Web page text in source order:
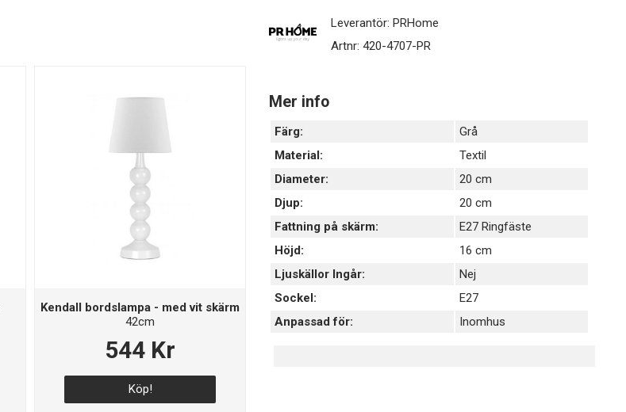
Kendall bordslampa - med vit skärm
42cm
544 Kr
Köp!
Tyget är certifierad enligt STANDARD 100 by OEKO-TEX.
Certifieringen garanterar att produkten är testad och fri från
ämnen som kan vara skadliga för hälsan och miljön
Leverantör:PRHome
Artnr:420-4707-PR
Mer info
Färg:
Grå
Material:
Textil
Diameter:
20 cm
Djup:
20 cm
Fattning på skärm:
E27 Ringfäste
Höjd:
16 cm
Ljuskällor Ingår:
Nej
Sockel:
E27
Anpassad för:
Inomhus